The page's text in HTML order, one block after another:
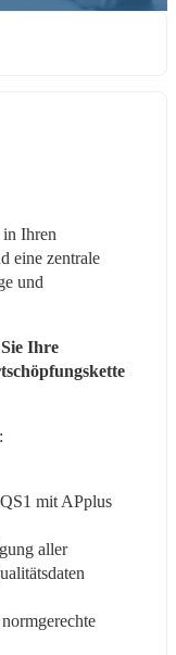
Ihren
eine zentrale
und
Ihre
mit APplus
aller